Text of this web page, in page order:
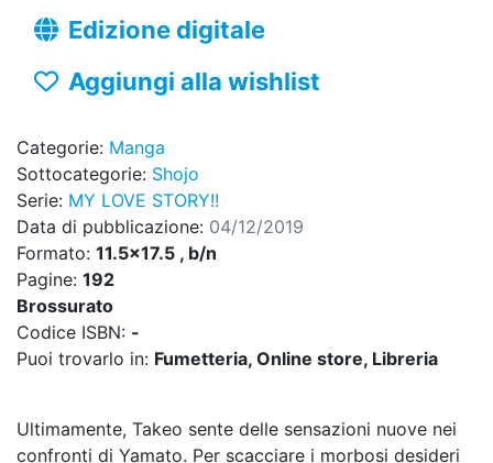
Edizione digitale
Aggiungi alla wishlist
Categorie: Manga
Sottocategorie: Shojo
Serie: MY LOVE STORY!!
Data di pubblicazione: 04/12/2019
Formato: 11.5x17.5 , b/n
Pagine: 192
Brossurato
Codice ISBN: -
Puoi trovarlo in: Fumetteria, Online store, Libreria
Ultimamente, Takeo sente delle sensazioni nuove nei
confronti di Yamato. Per scacciare i morbosi desideri